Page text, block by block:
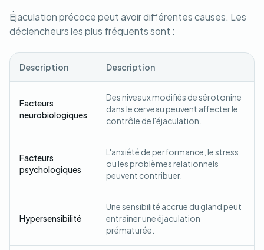
Éjaculation précoce peut avoir différentes causes. Les
déclencheurs les plus fréquents sont :
Description Description
Facteurs
neurobiologiques
Des niveaux modifiés de sérotonine
dans le cerveau peuvent affecter le
contrôle de l'éjaculation.
Facteurs
psychologiques
L'anxiété de performance, le stress
ou les problèmes relationnels
peuvent contribuer.
Hypersensibilité
Une sensibilité accrue du gland peut
entraîner une éjaculation
prématurée.